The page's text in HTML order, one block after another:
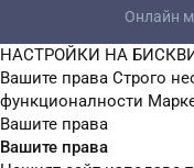
Онлайн
НАСТРОЙКИ НА
Вашите права Строго
функционалности
Вашите права
Вашите права